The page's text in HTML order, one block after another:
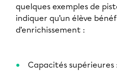
quelques exemples de
indiquer qu’un élève
d’enrichissement :
Capacités supérieures